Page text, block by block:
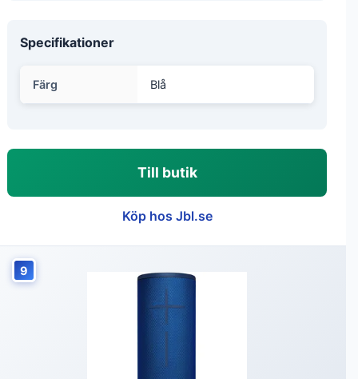
Specifikationer
Färg Blå
Till butik
Köp hos Jbl.se
9